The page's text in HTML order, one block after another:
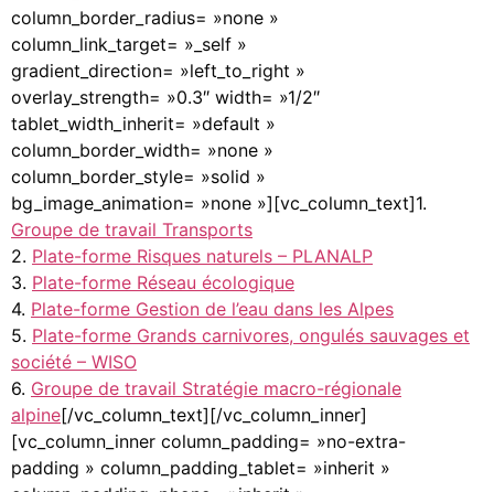
column_border_radius= »none »
column_link_target= »_self »
gradient_direction= »left_to_right »
overlay_strength= »0.3″ width= »1/2″
tablet_width_inherit= »default »
column_border_width= »none »
column_border_style= »solid »
bg_image_animation= »none »][vc_column_text]1.
Groupe de travail Transports
2. Plate-forme Risques naturels – PLANALP
3. Plate-forme Réseau écologique
4. Plate-forme Gestion de l’eau dans les Alpes
5. Plate-forme Grands carnivores, ongulés sauvages et
société – WISO
6. Groupe de travail Stratégie macro-régionale
alpine[/vc_column_text][/vc_column_inner]
[vc_column_inner column_padding= »no-extra-
padding » column_padding_tablet= »inherit »